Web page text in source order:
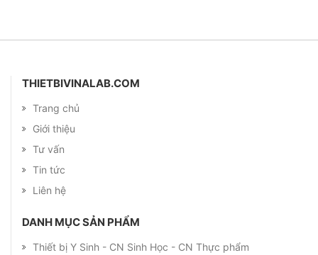
THIETBIVINALAB.COM
Trang chủ
Giới thiệu
Tư vấn
Tin tức
Liên hệ
DANH MỤC SẢN PHẨM
Thiết bị Y Sinh - CN Sinh Học - CN Thực phẩm